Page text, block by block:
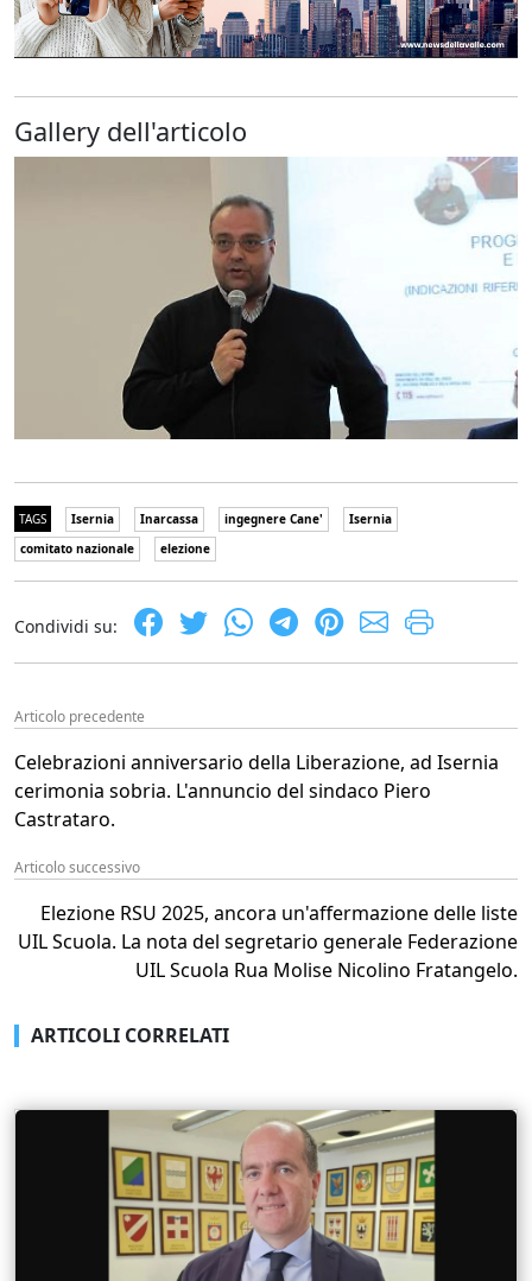
Gallery dell'articolo
TAGS Isernia Inarcassa ingegnere Cane'
Isernia
comitato nazionale
elezione
Condividi su:
Articolo precedente
Celebrazioni anniversario della Liberazione, ad Isernia
cerimonia sobria. L'annuncio del sindaco Piero
Castrataro.
Articolo successivo
Elezione RSU 2025, ancora un'affermazione delle liste
UIL Scuola. La nota del segretario generale Federazione
UIL Scuola Rua Molise Nicolino Fratangelo.
ARTICOLI CORRELATI